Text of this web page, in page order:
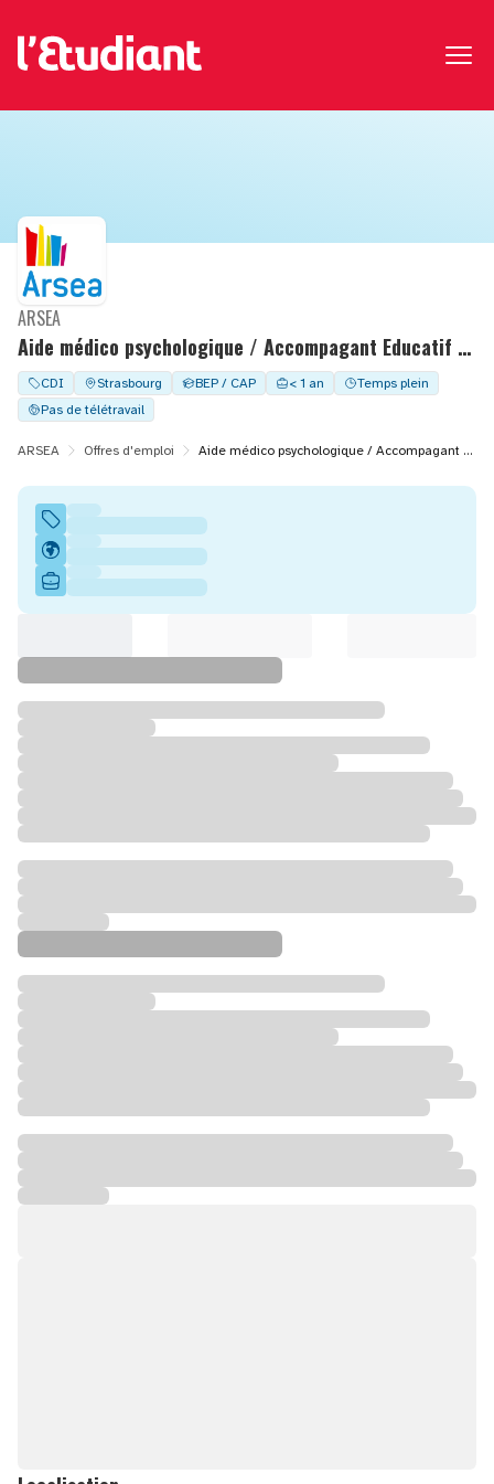
Aide médico psychologique / Accompagant Educatif et Social (0,87 ETP) - 1906
ARSEA
CDI Strasbourg BEP / CAP < 1 an
Temps plein
Pas de télétravail
ARSEA Offres d'emploi Aide médico psychologique / Accompagant Educatif et Social (0,87 ETP) - 1906